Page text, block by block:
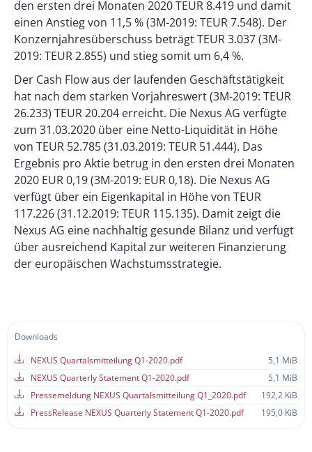
den ersten drei Monaten 2020 TEUR 8.419 und damit
einen Anstieg von 11,5 % (3M-2019: TEUR 7.548). Der
Konzernjahresüberschuss beträgt TEUR 3.037 (3M-
2019: TEUR 2.855) und stieg somit um 6,4 %.
Der Cash Flow aus der laufenden Geschäftstätigkeit
hat nach dem starken Vorjahreswert (3M-2019: TEUR
26.233) TEUR 20.204 erreicht. Die Nexus AG verfügte
zum 31.03.2020 über eine Netto-Liquidität in Höhe
von TEUR 52.785 (31.03.2019: TEUR 51.444). Das
Ergebnis pro Aktie betrug in den ersten drei Monaten
2020 EUR 0,19 (3M-2019: EUR 0,18). Die Nexus AG
verfügt über ein Eigenkapital in Höhe von TEUR
117.226 (31.12.2019: TEUR 115.135). Damit zeigt die
Nexus AG eine nachhaltig gesunde Bilanz und verfügt
über ausreichend Kapital zur weiteren Finanzierung
der europäischen Wachstumsstrategie.
Downloads
NEXUS Quartalsmitteilung Q1-2020.pdf
5,1 MiB
NEXUS Quarterly Statement Q1-2020.pdf
5,1 MiB
Pressemeldung NEXUS Quartalsmitteilung Q1_2020.pdf
192,2 KiB
PressRelease NEXUS Quarterly Statement Q1-2020.pdf
195,0 KiB